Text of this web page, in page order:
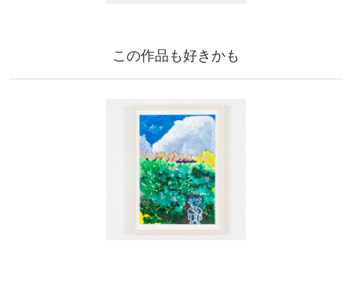
この作品も好きかも